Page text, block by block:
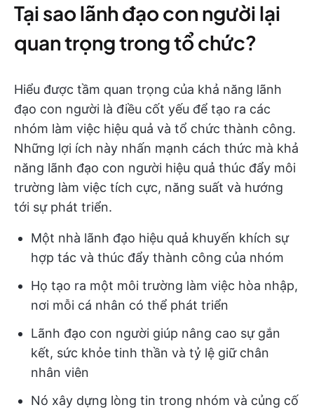
Tại sao lãnh đạo con người lại
quan trọng trong tổ chức?
Hiểu được tầm quan trọng của khả năng lãnh
đạo con người là điều cốt yếu để tạo ra các
nhóm làm việc hiệu quả và tổ chức thành công.
Những lợi ích này nhấn mạnh cách thức mà khả
năng lãnh đạo con người hiệu quả thúc đẩy môi
trường làm việc tích cực, năng suất và hướng
tới sự phát triển.
Một nhà lãnh đạo hiệu quả khuyến khích sự
hợp tác và thúc đẩy thành công của nhóm
Họ tạo ra một môi trường làm việc hòa nhập,
nơi mỗi cá nhân có thể phát triển
Lãnh đạo con người giúp nâng cao sự gắn
kết, sức khỏe tinh thần và tỷ lệ giữ chân
nhân viên
Nó xây dựng lòng tin trong nhóm và củng cố